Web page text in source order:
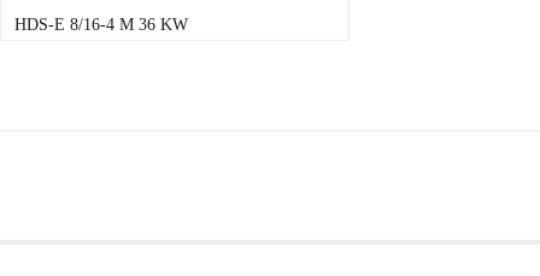
HDS-E 8/16-4 M 36 KW